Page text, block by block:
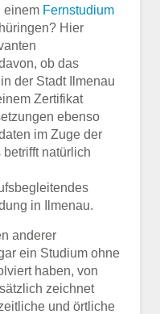
einem Fernstudium
Hier
ob das
in der Stadt Ilmenau
Zertifikat
ebenso
im Zuge der
natürlich
in Ilmenau.
anderer
ein Studium ohne
haben, von
zeichnet
und örtliche